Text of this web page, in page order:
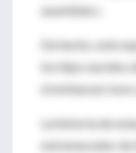
asumibles».
De hecho, este
los hijos nacidos
el embarazo
La historia de
estremecedor de